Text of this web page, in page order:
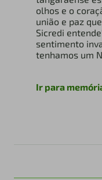
olhos e o
união e paz
Sicredi
sentimento
tenhamos um
Ir para